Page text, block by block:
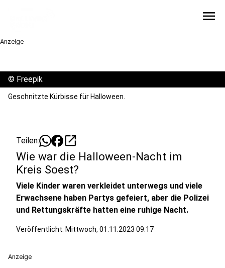
menu
Anzeige
© Freepik
Geschnitzte Kürbisse für Halloween.
Teilen: open_in_new
Wie war die Halloween-Nacht im
Kreis Soest?
Viele Kinder waren verkleidet unterwegs und viele
Erwachsene haben Partys gefeiert, aber die Polizei
und Rettungskräfte hatten eine ruhige Nacht.
Veröffentlicht: Mittwoch, 01.11.2023 09:17
Anzeige